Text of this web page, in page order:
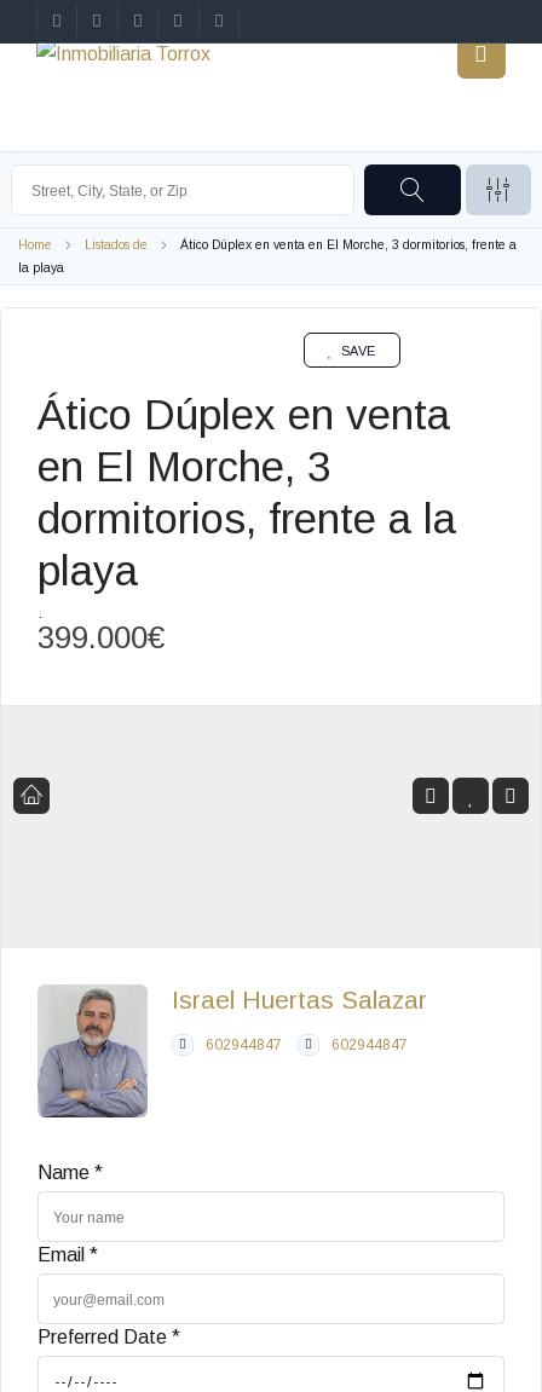
Home Listados de
Ático Dúplex en venta en El Morche, 3 dormitorios, frente a
la playa
Ático Dúplex en venta
en El Morche, 3
dormitorios, frente a la
playa
,
SAVE
399.000€
Israel Huertas Salazar
602944847 602944847
Name *
Email *
Preferred Date *